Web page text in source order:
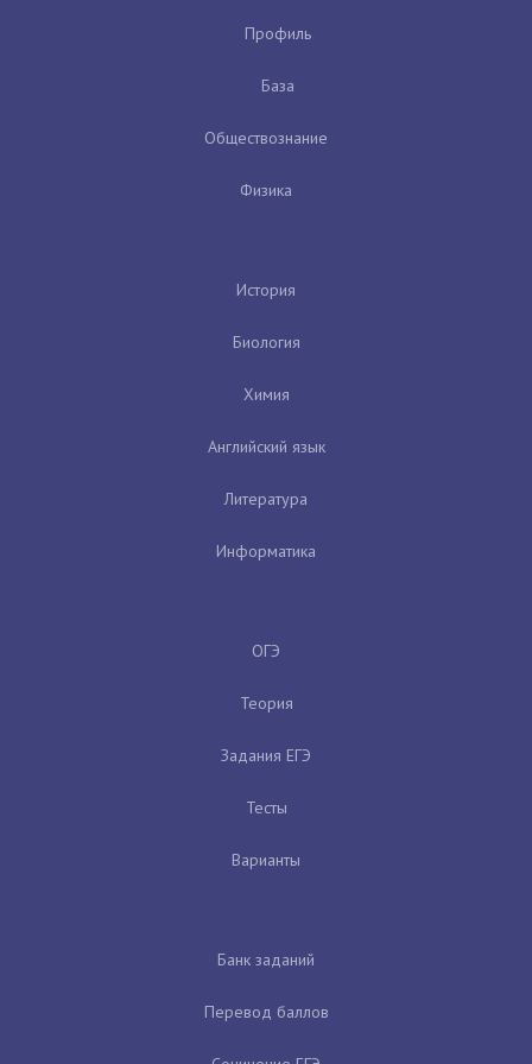
Профиль
База
Обществознание
Физика
История
Биология
Химия
Английский язык
Литература
Информатика
ОГЭ
Теория
Задания ЕГЭ
Тесты
Варианты
Банк заданий
Перевод баллов